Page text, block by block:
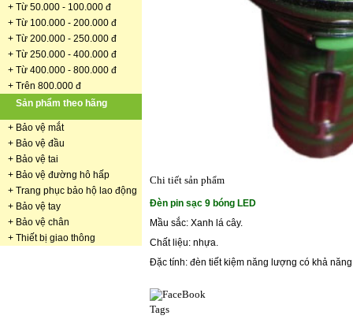
+ Từ 50.000 - 100.000 đ
+ Từ 100.000 - 200.000 đ
+ Từ 200.000 - 250.000 đ
+ Từ 250.000 - 400.000 đ
+ Từ 400.000 - 800.000 đ
+ Trên 800.000 đ
Sản phẩm theo hãng
+ Bảo vệ mắt
+ Bảo vệ đầu
+ Bảo vệ tai
+ Bảo vệ đường hô hấp
+ Trang phục bảo hộ lao động
+ Bảo vệ tay
+ Bảo vệ chân
+ Thiết bị giao thông
Chi tiết sản phẩm
Đèn pin sạc 9 bóng LED
Mầu sắc: Xanh lá cây.
Chất liệu: nhựa.
Đặc tính: đèn tiết kiệm năng lượng có khả
Tags